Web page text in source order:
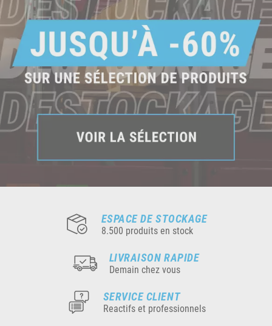
ESPACE DE STOCKAGE
8.500 produits en stock
LIVRAISON RAPIDE
Demain chez vous
SERVICE CLIENT
Reactifs et professionnels